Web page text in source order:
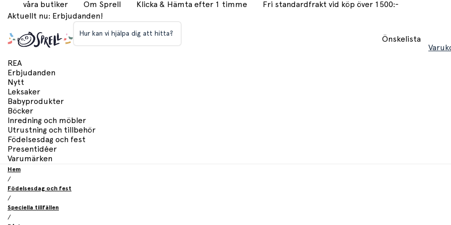
våra butiker Om Sprell Klicka & Hämta efter 1 timme
Fri standardfrakt vid köp över 1500:-
Aktuellt nu: Erbjudanden!
Hur kan vi hjälpa dig att hitta?
Önskelista
REA
Erbjudanden
Nytt
Leksaker
Babyprodukter
Böcker
Inredning och möbler
Utrustning och tillbehör
Födelsesdag och fest
Presentidéer
Varumärken
Hem
/
Födelsesdag och fest
/
Speciella tillfällen
/